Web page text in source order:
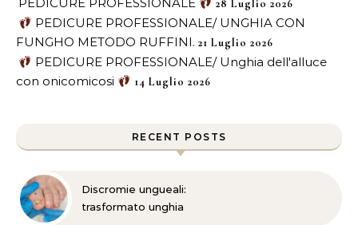
28 Luglio 2026
PEDICURE PROFESSIONALE/ UNGHIA CON
FUNGHO METODO RUFFINI. 21 Luglio 2026
PEDICURE PROFESSIONALE/ Unghia dell'alluce
con onicomicosi
14 Luglio 2026
RECENT POSTS
Discromie ungueali:
trasformato unghia